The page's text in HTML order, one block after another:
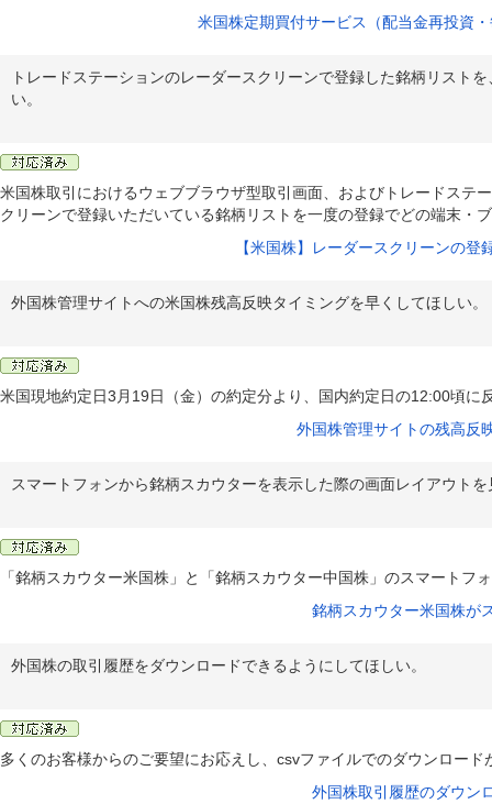
米国株定期買付サービス（配当金再投資
トレードステーションのレーダースクリーンで登録した銘柄リスト
い。
米国株取引におけるウェブブラウザ型取引画面、およびトレードステ
クリーンで登録いただいている銘柄リストを一度の登録でどの端末・
【米国株】レーダースクリーンの登
外国株管理サイトへの米国株残高反映タイミングを早くしてほしい。
米国現地約定日3月19日（金）の約定分より、国内約定日の12:00頃に
外国株管理サイトの残高反
スマートフォンから銘柄スカウターを表示した際の画面レイアウト
「銘柄スカウター米国株」と「銘柄スカウター中国株」のスマートフ
銘柄スカウター米国株が
外国株の取引履歴をダウンロードできるようにしてほしい。
多くのお客様からのご要望にお応えし、csvファイルでのダウンロード
外国株取引履歴のダウン